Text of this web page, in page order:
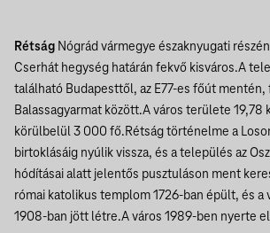
Rétság Nógrád vármegye északnyugati
Cserhát hegység határán fekvő kisváros.A
található Budapesttől, az E77-es főút mentén,
Balassagyarmat között.A város területe 19,78
körülbelül 3 000 fő.Rétság történelme a
birtoklásáig nyúlik vissza, és a település az
hódításai alatt jelentős pusztuláson ment
római katolikus templom 1726-ban épült, és a
1908-ban jött létre.A város 1989-ben nyerte